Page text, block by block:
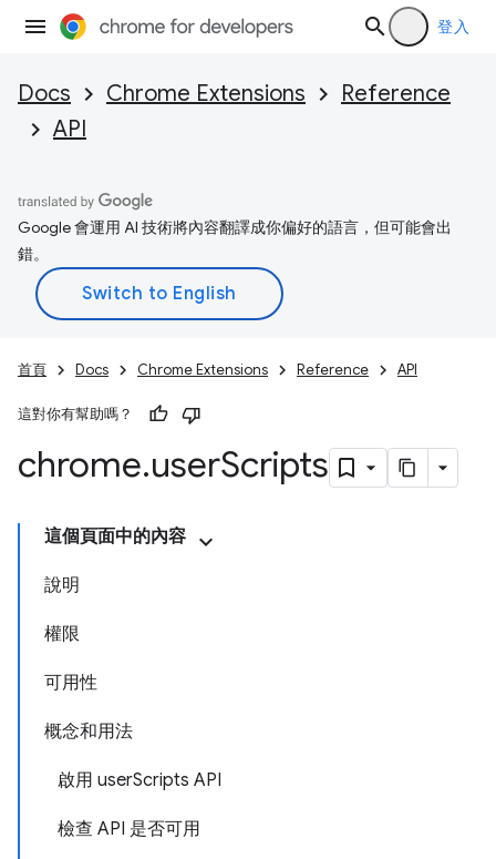
登入
Docs Chrome Extensions
Reference
API
Google 會運用 AI 技術將內容翻譯成你偏好的語言，但可能會出
錯。
首頁 Docs Chrome Extensions Reference API
這對你有幫助嗎？
chrome.userScripts
這個頁面中的內容
說明
權限
可用性
概念和用法
啟用 userScripts API
檢查 API 是否可用